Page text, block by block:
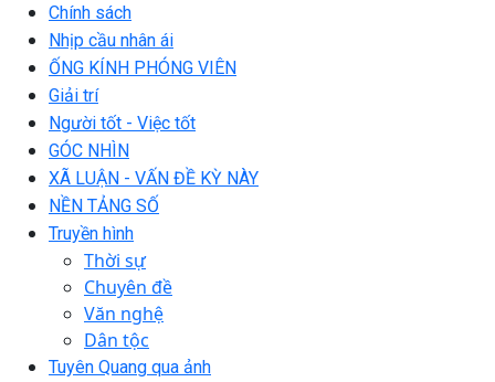
Chính sách
Nhịp cầu nhân ái
ỐNG KÍNH PHÓNG VIÊN
Giải trí
Người tốt - Việc tốt
GÓC NHÌN
XÃ LUẬN - VẤN ĐỀ KỲ NÀY
NỀN TẢNG SỐ
Truyền hình
Thời sự
Chuyên đề
Văn nghệ
Dân tộc
Tuyên Quang qua ảnh